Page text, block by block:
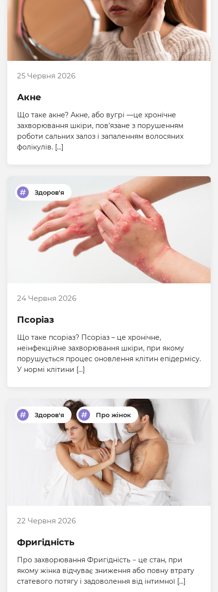
25 Червня 2026
Акне
Що таке акне? Акне, або вугрі —це хронічне
захворювання шкіри, пов’язане з порушенням
роботи сальних залоз і запаленням волосяних
фолікулів. […]
Здоров'я
24 Червня 2026
Псоріаз
Що таке псоріаз? Псоріаз – це хронічне,
неінфекційне захворювання шкіри, при якому
порушується процес оновлення клітин епідермісу.
У нормі клітини […]
Здоров'я Про жінок
22 Червня 2026
Фригідність
Про захворювання Фригідність − це стан, при
якому жінка відчуває зниження або повну втрату
статевого потягу і задоволення від інтимної […]